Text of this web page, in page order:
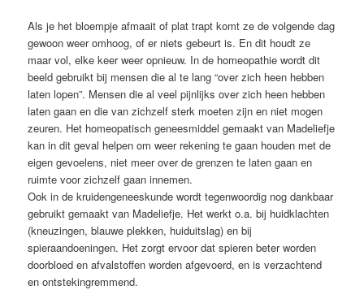
Als je het bloempje afmaait of plat trapt komt ze de volgende dag
gewoon weer omhoog, of er niets gebeurt is. En dit houdt ze
maar vol, elke keer weer opnieuw. In de homeopathie wordt dit
beeld gebruikt bij mensen die al te lang “over zich heen hebben
laten lopen”. Mensen die al veel pijnlijks over zich heen hebben
laten gaan en die van zichzelf sterk moeten zijn en niet mogen
zeuren. Het homeopatisch geneesmiddel gemaakt van Madeliefje
kan in dit geval helpen om weer rekening te gaan houden met de
eigen gevoelens, niet meer over de grenzen te laten gaan en
ruimte voor zichzelf gaan innemen.
Ook in de kruidengeneeskunde wordt tegenwoordig nog dankbaar
gebruikt gemaakt van Madeliefje. Het werkt o.a. bij huidklachten
(kneuzingen, blauwe plekken, huiduitslag) en bij
spieraandoeningen. Het zorgt ervoor dat spieren beter worden
doorbloed en afvalstoffen worden afgevoerd, en is verzachtend
en ontstekingremmend.